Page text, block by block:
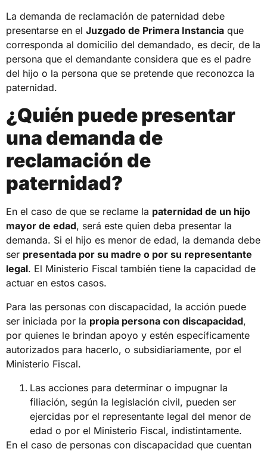
La demanda de reclamación de paternidad debe
presentarse en el Juzgado de Primera Instancia que
corresponda al domicilio del demandado, es decir, de la
persona que el demandante considera que es el padre
del hijo o la persona que se pretende que reconozca la
paternidad.
¿Quién puede presentar
una demanda de
reclamación de
paternidad?
En el caso de que se reclame la paternidad de un hijo
mayor de edad, será este quien deba presentar la
demanda. Si el hijo es menor de edad, la demanda debe
ser presentada por su madre o por su representante
legal. El Ministerio Fiscal también tiene la capacidad de
actuar en estos casos.
Para las personas con discapacidad, la acción puede
ser iniciada por la propia persona con discapacidad,
por quienes le brindan apoyo y estén específicamente
autorizados para hacerlo, o subsidiariamente, por el
Ministerio Fiscal.
Las acciones para determinar o impugnar la
filiación, según la legislación civil, pueden ser
ejercidas por el representante legal del menor de
edad o por el Ministerio Fiscal, indistintamente.
En el caso de personas con discapacidad que cuentan